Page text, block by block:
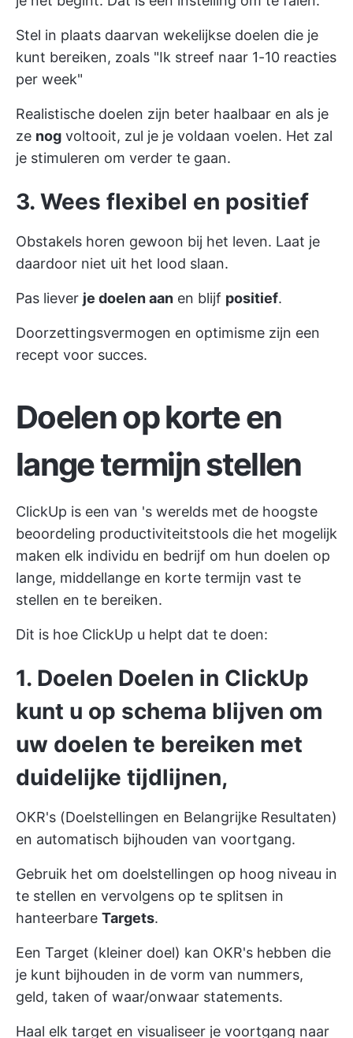
Stel in plaats daarvan wekelijkse doelen die je
kunt bereiken, zoals "Ik streef naar 1-10 reacties
per week"
Realistische doelen zijn beter haalbaar en als je
ze nog voltooit, zul je je voldaan voelen. Het zal
je stimuleren om verder te gaan.
3. Wees flexibel en positief
Obstakels horen gewoon bij het leven. Laat je
daardoor niet uit het lood slaan.
Pas liever je doelen aan en blijf positief.
Doorzettingsvermogen en optimisme zijn een
recept voor succes.
Doelen op korte en
lange termijn stellen
ClickUp is een van 's werelds met de hoogste
beoordeling productiviteitstools die het mogelijk
maken elk individu en bedrijf om hun doelen op
lange, middellange en korte termijn vast te
stellen en te bereiken.
Dit is hoe ClickUp u helpt dat te doen:
1. Doelen Doelen in ClickUp
kunt u op schema blijven om
uw doelen te bereiken met
duidelijke tijdlijnen,
OKR's (Doelstellingen en Belangrijke Resultaten)
en automatisch bijhouden van voortgang.
Gebruik het om doelstellingen op hoog niveau in
te stellen en vervolgens op te splitsen in
hanteerbare Targets.
Een Target (kleiner doel) kan OKR's hebben die
je kunt bijhouden in de vorm van nummers,
geld, taken of waar/onwaar statements.
Haal elk target en visualiseer je voortgang naar